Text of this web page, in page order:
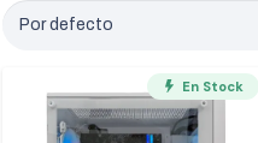
En Stock